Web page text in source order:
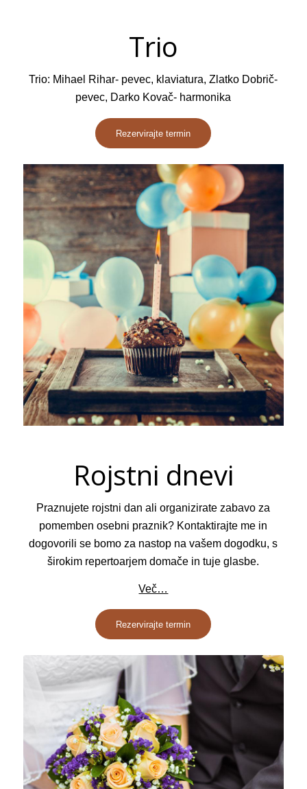
Trio
Trio: Mihael Rihar- pevec, klaviatura, Zlatko Dobrič-
pevec, Darko Kovač- harmonika
Rezervirajte termin
Rojstni dnevi
Praznujete rojstni dan ali organizirate zabavo za
pomemben osebni praznik? Kontaktirajte me in
dogovorili se bomo za nastop na vašem dogodku, s
širokim repertoarjem domače in tuje glasbe.
Več…
Rezervirajte termin